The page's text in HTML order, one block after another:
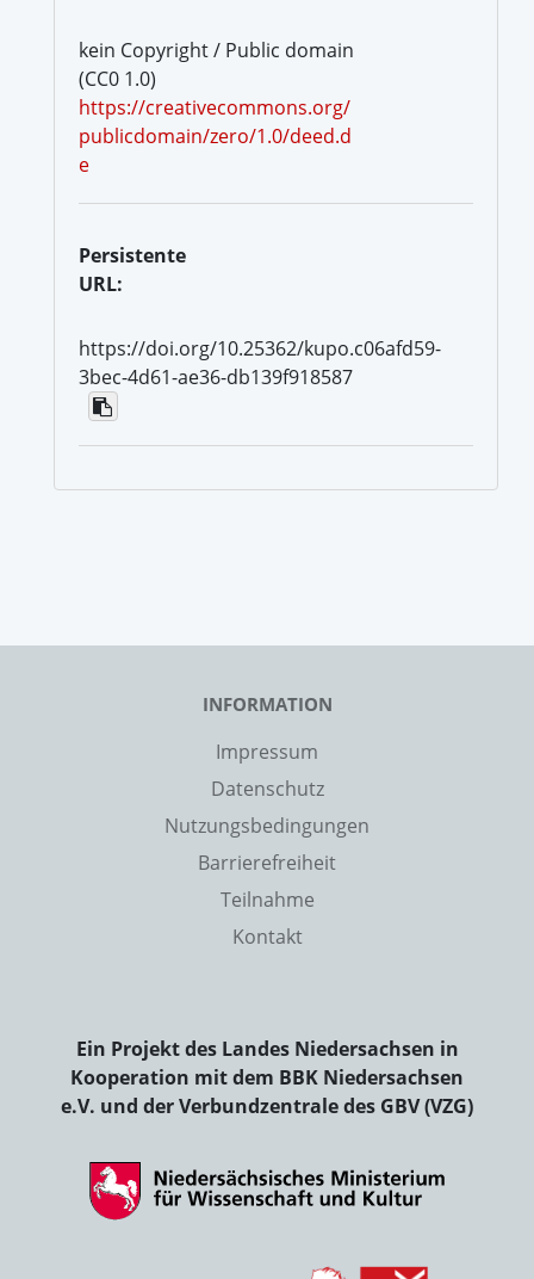
kein Copyright / Public domain
(CC0 1.0)
https://creativecommons.org/
publicdomain/zero/1.0/deed.d
e
Persistente
URL:
https://doi.org/10.25362/kupo.c06afd59-
3bec-4d61-ae36-db139f918587
INFORMATION
Impressum
Datenschutz
Nutzungsbedingungen
Barrierefreiheit
Teilnahme
Kontakt
Ein Projekt des Landes Niedersachsen in
Kooperation mit dem BBK Niedersachsen
e.V. und der Verbundzentrale des GBV (VZG)